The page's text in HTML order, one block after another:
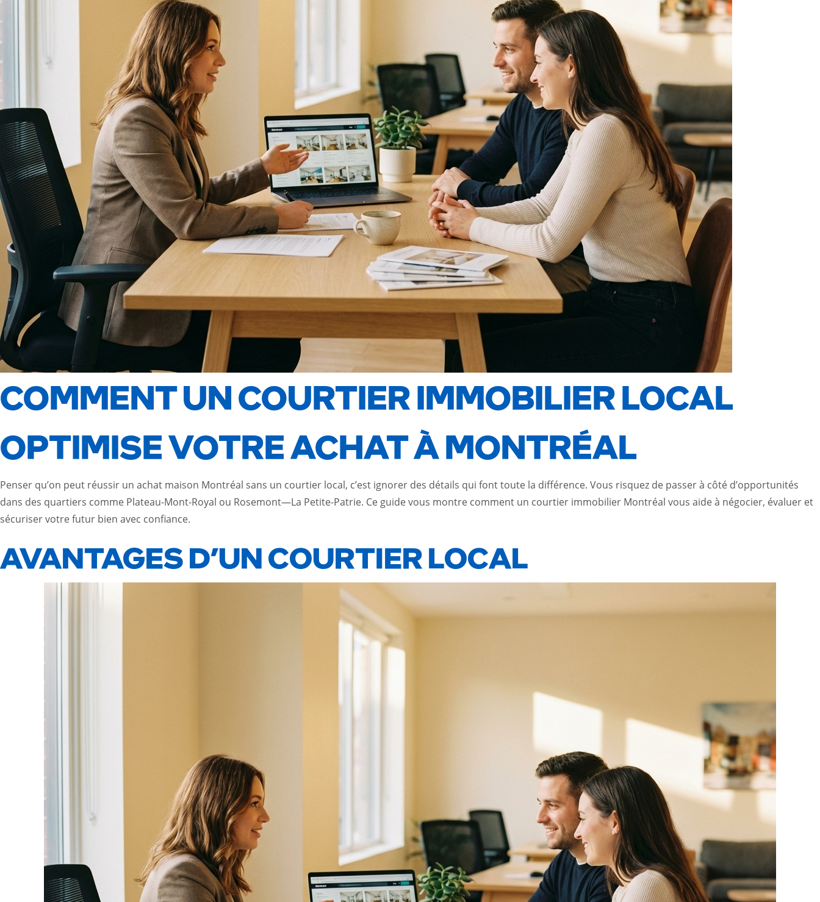
COMMENT UN COURTIER IMMOBILIER LOCAL
OPTIMISE VOTRE ACHAT À MONTRÉAL
Penser qu’on peut réussir un achat maison Montréal sans un courtier local, c’est ignorer des détails qui font toute la différence. Vous risquez de passer à côté d’opportunités
dans des quartiers comme Plateau-Mont-Royal ou Rosemont—La Petite-Patrie. Ce guidevous montre comment un courtier immobilier Montréal vous aide à négocier, évaluer et
sécuriser votre futur bien avec confiance.
AVANTAGES D’UN COURTIER LOCAL